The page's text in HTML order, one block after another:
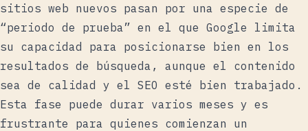
sitios web nuevos pasan por una especie de
“periodo de prueba” en el que Google limita
su capacidad para posicionarse bien en los
resultados de búsqueda, aunque el contenido
sea de calidad y el SEO esté bien trabajado.
Esta fase puede durar varios meses y es
frustrante para quienes comienzan un